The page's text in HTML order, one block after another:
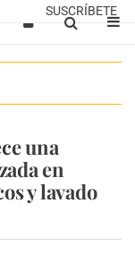
SUSCRÍBETE
una
en
y lavado